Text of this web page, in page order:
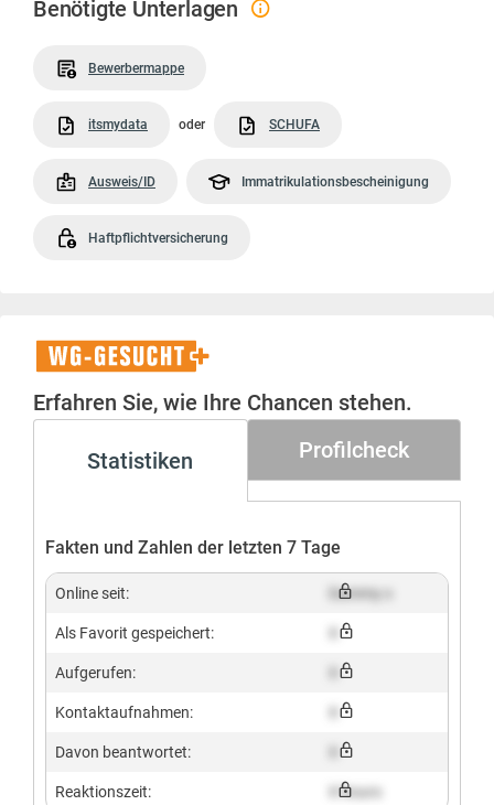
Benötigte Unterlagen
Bewerbermappe
itsmydata oder SCHUFA
Ausweis/ID Immatrikulationsbescheinigung
Haftpflichtversicherung
WG-
Gesucht+
Erfahren Sie, wie Ihre Chancen stehen.
Statistiken Profilcheck
Fakten und Zahlen der letzten 7 Tage
Online seit: Dummy x
Als Favorit gespeichert:
Aufgerufen:
Kontaktaufnahmen:
Davon beantwortet:
Reaktionszeit: X hours